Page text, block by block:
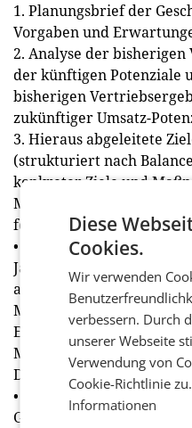
1. Planungsbrief der
Vorgaben und
2. Analyse der
der künftigen Potenziale
bisherigen
zukünftiger Umsatz-
3. Hieraus abgeleitete
(strukturiert nach
konkreter Ziele und
Meilensteinen hinterlegt
folgender Perspektiven:
• Betriebswirtschaftliche
Jahresumsatzes von 10
auf 12 Millionen Euro
Maßnahme: 1,5
Einführung neuer
Mehrumsatz durch
Dienstleistungen),
• Markt-/Kunden-Ziele
Gewinnmarge um 5
Diese
Cookies.
Wir verwenden
verbessern. Durch
unserer Webseite
Verwendung von
Cookie-Richtlinie
Informationen